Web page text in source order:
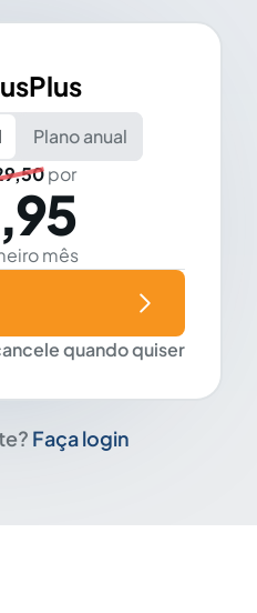
Plano anual
por
mês
quando quiser
Faça login